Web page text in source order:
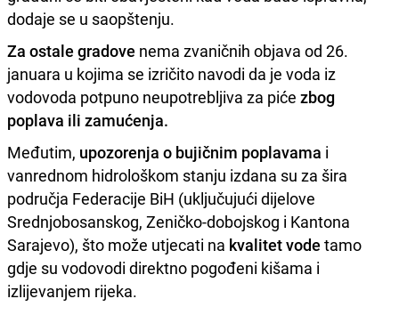
dodaje se u saopštenju.
Za ostale gradove nema zvaničnih objava od 26.
januara u kojima se izričito navodi da je voda iz
vodovoda potpuno neupotrebljiva za piće zbog
poplava ili zamućenja.
Međutim, upozorenja o bujičnim poplavama i
vanrednom hidrološkom stanju izdana su za šira
područja Federacije BiH (uključujući dijelove
Srednjobosanskog, Zeničko-dobojskog i Kantona
Sarajevo), što može utjecati na kvalitet vode tamo
gdje su vodovodi direktno pogođeni kišama i
izlijevanjem rijeka.